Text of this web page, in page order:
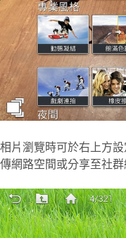
相片瀏覽時可於右上方
傳網路空間或分享至社